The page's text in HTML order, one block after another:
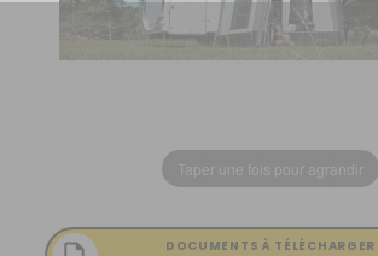
Taper une fois pour agrandir
DOCUMENTS À TÉLÉCHARGER